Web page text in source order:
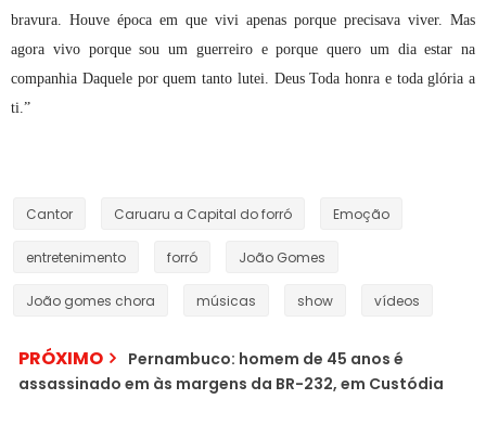
bravura. Houve época em que vivi apenas porque precisava viver. Mas
agora vivo porque sou um guerreiro e porque quero um dia estar na
companhia Daquele por quem tanto lutei. Deus Toda honra e toda glória a
ti.”
Cantor Caruaru a Capital do forró Emoção
entretenimento forró João Gomes
João gomes chora músicas show vídeos
PRÓXIMO
Pernambuco: homem de 45 anos é
assassinado em às margens da BR-232, em Custódia